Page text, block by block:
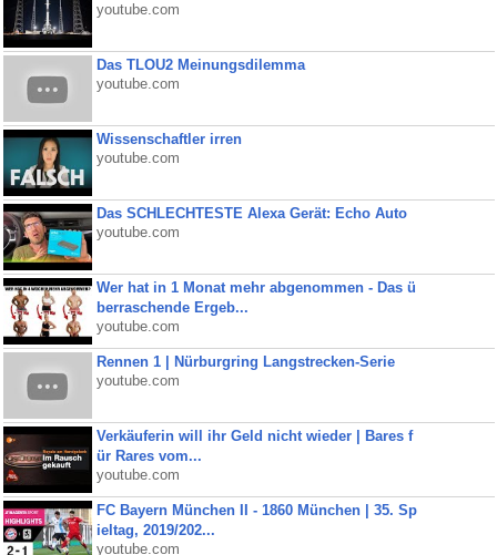
youtube.com
Das TLOU2 Meinungsdilemma
youtube.com
Wissenschaftler irren
youtube.com
Das SCHLECHTESTE Alexa Gerät: Echo Auto
youtube.com
Wer hat in 1 Monat mehr abgenommen - Das ü
berraschende Ergeb...
youtube.com
Rennen 1 | Nürburgring Langstrecken-Serie
youtube.com
Verkäuferin will ihr Geld nicht wieder | Bares f
ür Rares vom...
youtube.com
FC Bayern München II - 1860 München | 35. Sp
ieltag, 2019/202...
youtube.com